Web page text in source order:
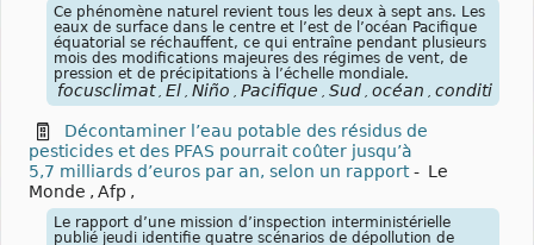
Ce phénomène naturel revient tous les deux à sept ans. Les
eaux de surface dans le centre et l’est de l’océan Pacifique
équatorial se réchauffent, ce qui entraîne pendant plusieurs
mois des modifications majeures des régimes de vent, de
pression et de précipitations à l’échelle mondiale.
focusclimat , El , Niño , Pacifique , Sud , océan , conditions
Décontaminer l’eau potable des résidus de
pesticides et des PFAS pourrait coûter jusqu’à
5,7 milliards d’euros par an, selon un rapport- Le
Monde , Afp ,
Le rapport d’une mission d’inspection interministérielle
publié jeudi identifie quatre scénarios de dépollution de